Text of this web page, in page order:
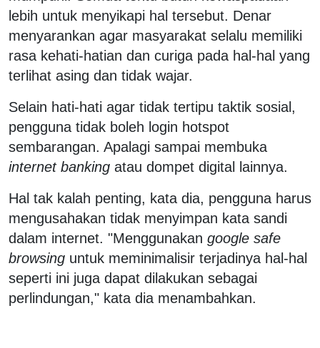
lebih untuk menyikapi hal tersebut. Denar
menyarankan agar masyarakat selalu memiliki
rasa kehati-hatian dan curiga pada hal-hal yang
terlihat asing dan tidak wajar.
Selain hati-hati agar tidak tertipu taktik sosial,
pengguna tidak boleh login hotspot
sembarangan. Apalagi sampai membuka
internet banking atau dompet digital lainnya.
Hal tak kalah penting, kata dia, pengguna harus
mengusahakan tidak menyimpan kata sandi
dalam internet. "Menggunakan google safe
browsing untuk meminimalisir terjadinya hal-hal
seperti ini juga dapat dilakukan sebagai
perlindungan," kata dia menambahkan.